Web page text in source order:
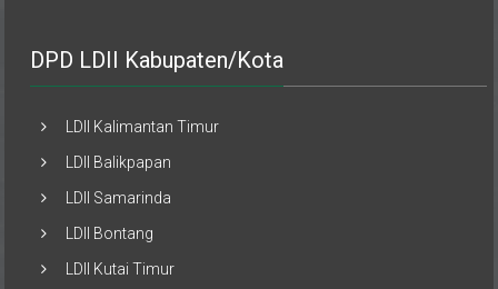
DPD LDII Kabupaten/Kota
LDII Kalimantan Timur
LDII Balikpapan
LDII Samarinda
LDII Bontang
LDII Kutai Timur